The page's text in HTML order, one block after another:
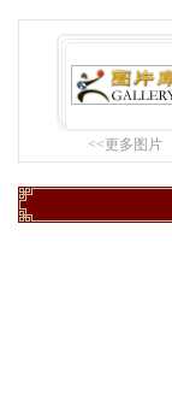
<<更多图片